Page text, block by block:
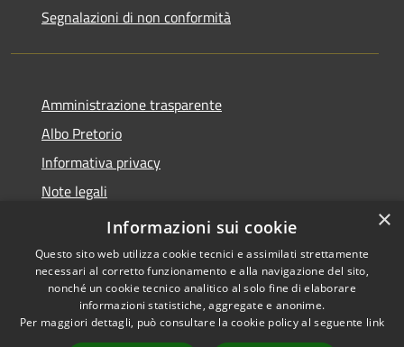
Segnalazioni di non conformità
Amministrazione trasparente
Albo Pretorio
Informativa privacy
Note legali
Dichiarazione di accessibilità
Accessibilità
Copyright © 2026 • Città di
Vimercate • Powered by
×
Informazioni sui cookie
Questo sito web utilizza cookie tecnici e assimilati strettamente
necessari al corretto funzionamento e alla navigazione del sito,
nonché un cookie tecnico analitico al solo fine di elaborare
informazioni statistiche, aggregate e anonime.
Per maggiori dettagli, può consultare la cookie policy al seguente link